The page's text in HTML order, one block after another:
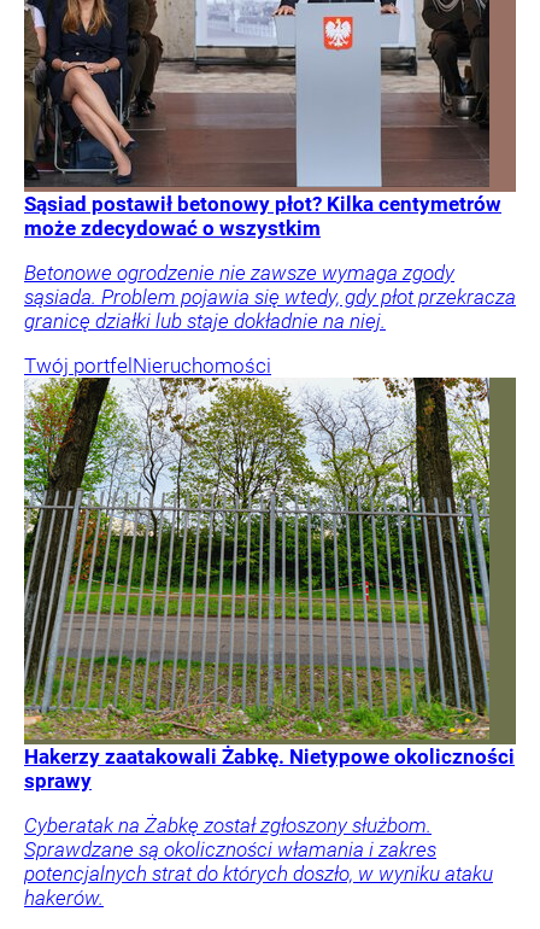
Sąsiad postawił betonowy płot? Kilka centymetrów
może zdecydować o wszystkim
Betonowe ogrodzenie nie zawsze wymaga zgody
sąsiada. Problem pojawia się wtedy, gdy płot przekracza
granicę działki lub staje dokładnie na niej.
Twój portfel Nieruchomości
Hakerzy zaatakowali Żabkę. Nietypowe okoliczności
sprawy
Cyberatak na Żabkę został zgłoszony służbom.
Sprawdzane są okoliczności włamania i zakres
potencjalnych strat do których doszło, w wyniku ataku
hakerów.